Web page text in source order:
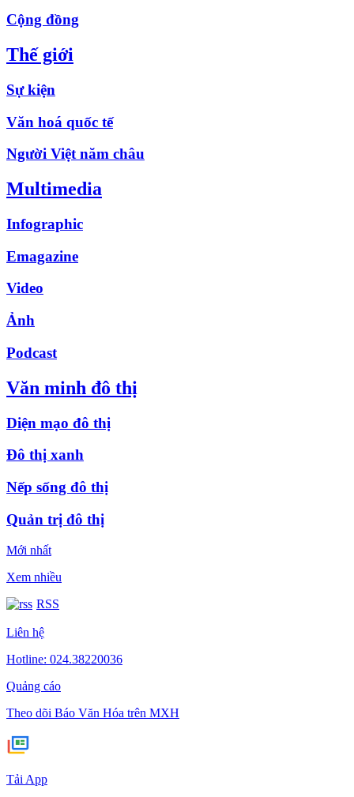
Cộng đồng
Thế giới
Sự kiện
Văn hoá quốc tế
Người Việt năm châu
Multimedia
Infographic
Emagazine
Video
Ảnh
Podcast
Văn minh đô thị
Diện mạo đô thị
Đô thị xanh
Nếp sống đô thị
Quản trị đô thị
Mới nhất
Xem nhiều
RSS
Liên hệ
Hotline: 024.38220036
Quảng cáo
Theo dõi Báo Văn Hóa trên MXH
Tải App